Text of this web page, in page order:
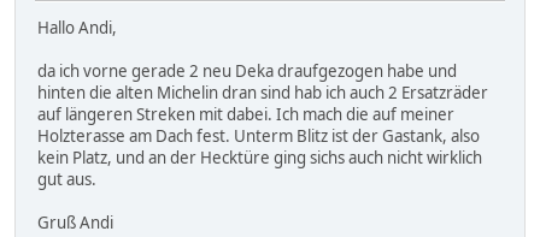
Hallo Andi,
da ich vorne gerade 2 neu Deka draufgezogen habe und
hinten die alten Michelin dran sind hab ich auch 2 Ersatzräder
auf längeren Streken mit dabei. Ich mach die auf meiner
Holzterasse am Dach fest. Unterm Blitz ist der Gastank, also
kein Platz, und an der Hecktüre ging sichs auch nicht wirklich
gut aus.
Gruß Andi